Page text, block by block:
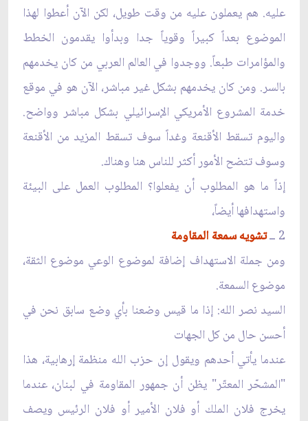
عليه. هم يعملون عليه من وقت طويل، لكن الآن أعطوا لهذا
الموضوع بعداً كبيراً وقوياً جدا وبدأوا يقدمون الخطط
والمؤامرات طبعاً. ووجدوا في العالم العربي من كان يخدمهم
بالسر. ومن كان يخدمهم بشكل غير مباشر، الآن هو في موقع
خدمة المشروع الأمريكي الإسرائيلي بشكل مباشر وواضح.
واليوم تسقط الأقنعة وغداً سوف تسقط المزيد من الأقنعة
وسوف تتضح الأمور أكثر للناس هنا وهناك.
إذاً ما هو المطلوب أن يفعلوا؟ المطلوب العمل على البيئة
واستهدافها أيضاً،
2 ــ تشويه سمعة المقاومة
ومن جملة الاستهداف إضافة لموضوع الوعي موضوع الثقة،
موضوع السمعة.
السيد نصر الله: إذا ما قيس وضعنا بأي وضع سابق نحن في
أحسن حال من كل الجهات
عندما يأتي أحدهم ويقول إن حزب الله منظمة إرهابية، هذا
"المشحّر المعتّر" يظن أن جمهور المقاومة في لبنان، عندما
يخرج فلان الملك أو فلان الأمير أو فلان الرئيس ويصف